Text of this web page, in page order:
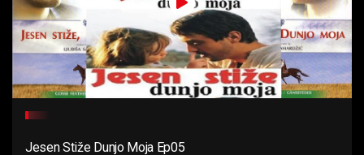
Jesen Stiže Dunjo Moja Ep05